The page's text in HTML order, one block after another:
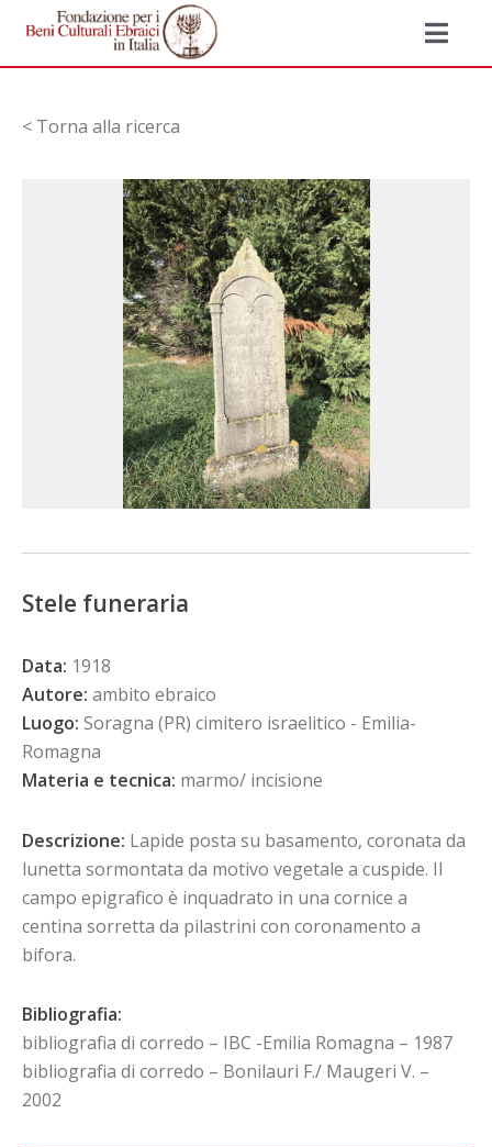
< Torna alla ricerca
Stele funeraria
Data: 1918
Autore: ambito ebraico
Luogo: Soragna (PR) cimitero israelitico - Emilia-
Romagna
Materia e tecnica: marmo/ incisione
Descrizione: Lapide posta su basamento, coronata da
lunetta sormontata da motivo vegetale a cuspide. Il
campo epigrafico è inquadrato in una cornice a
centina sorretta da pilastrini con coronamento a
bifora.
Bibliografia:
bibliografia di corredo – IBC -Emilia Romagna – 1987
bibliografia di corredo – Bonilauri F./ Maugeri V. –
2002